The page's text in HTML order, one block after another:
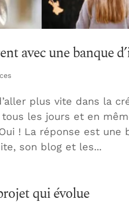
avec une banque
plus vite dans la
les jours et en
! La réponse est une
son blog et les...
qui évolue